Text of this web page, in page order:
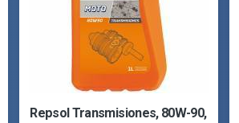
Repsol Transmisiones, 80W-90,